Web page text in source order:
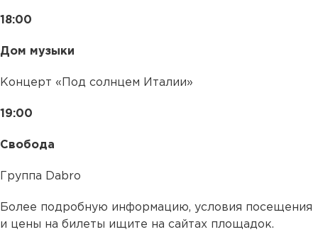
18:00
Дом музыки
Концерт «Под солнцем Италии»
19:00
Свобода
Группа Dabro
Более подробную информацию, условия посещения
и цены на билеты ищите на сайтах площадок.